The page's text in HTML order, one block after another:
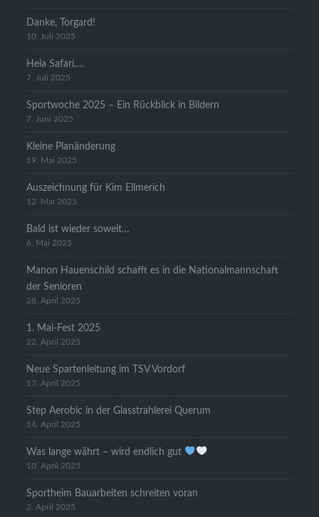
Danke, Torgard!
10. Juli 2025
Heia Safari….
7. Juli 2025
Sportwoche 2025 – Ein Rückblick in Bildern
7. Juni 2025
Kleine Planänderung
19. Mai 2025
Auszeichnung für Kim Ellmerich
12. Mai 2025
Bald ist wieder soweit…
6. Mai 2025
Manon Hauenschild schafft es in die Nationalmannschaft
der Senioren
28. April 2025
1. Mai-Fest 2025
22. April 2025
Neue Spartenleitung im TSV Vordorf
17. April 2025
Step Aerobic in der Glasstrahlerei Querum
14. April 2025
Was lange währt – wird endlich gut
10. April 2025
Sportheim Bauarbeiten schreiten voran
2. April 2025